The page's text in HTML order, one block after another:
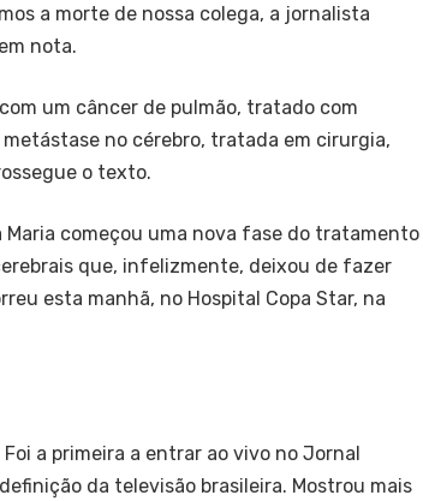
a morte de nossa colega, a jornalista
nota.
um câncer de pulmão, tratado com
no cérebro, tratada em cirurgia,
o texto.
Maria começou uma nova fase do tratamento
que, infelizmente, deixou de fazer
esta manhã, no Hospital Copa Star, na
a primeira a entrar ao vivo no Jornal
da televisão brasileira. Mostrou mais